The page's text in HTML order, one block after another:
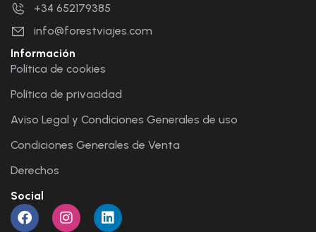
+34 652179385
info@forestviajes.com
Información
Política de cookies
Política de privacidad
Aviso Legal y Condiciones Generales de uso
Condiciones Generales de Venta
Derechos
Social